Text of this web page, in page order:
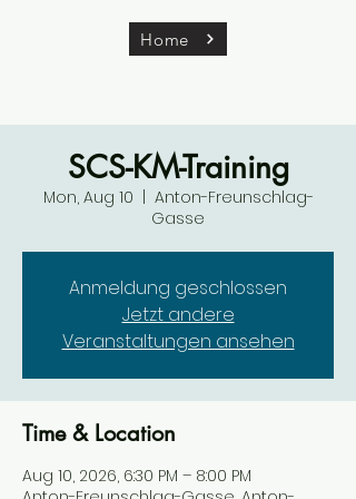
Home
SCS-KM-Training
Mon, Aug 10
Anton-Freunschlag-
Gasse
Anmeldung geschlossen
Jetzt andere
Veranstaltungen ansehen
Time & Location
Aug 10, 2026, 6:30 PM – 8:00 PM